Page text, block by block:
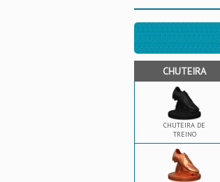
CHUTEIRA
CHUTEIRA DE
TREINO